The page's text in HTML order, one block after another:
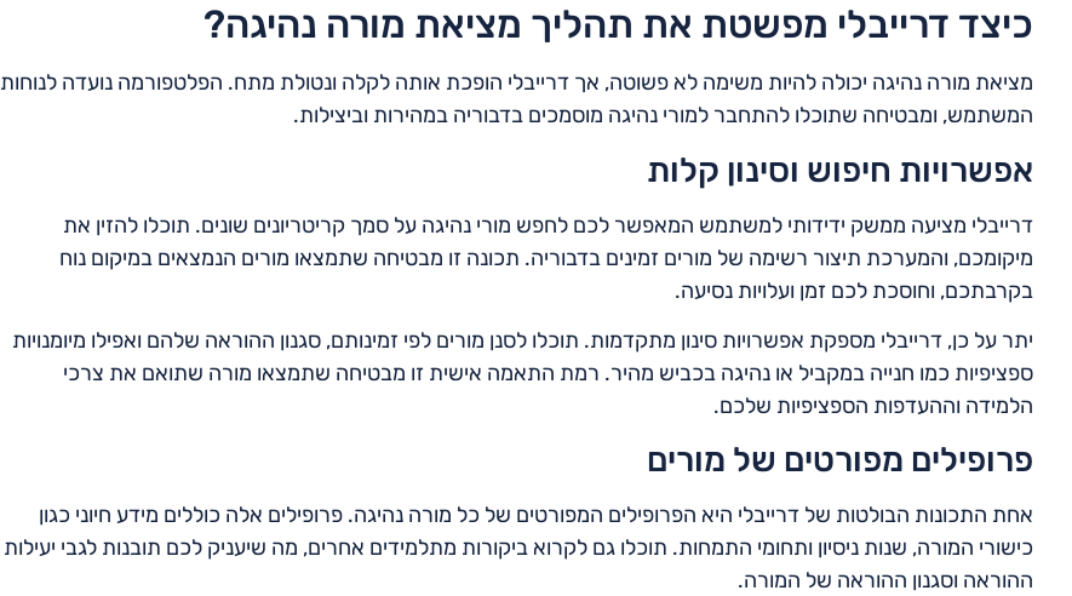
כיצד דרייבלי מפשטת את תהליך מציאת מורה נהיגה?
מציאת מורה נהיגה יכולה להיות משימה לא פשוטה, אך דרייבלי הופכת אותה לקלה ונטולת מתח. הפלטפורמה נועדה לנוחות
המשתמש, ומבטיחה שתוכלו להתחבר למורי נהיגה מוסמכים בדבוריה במהירות וביצילות.
אפשרויות חיפוש וסינון קלות
דרייבלי מציעה ממשק ידידותי למשתמש המאפשר לכם לחפש מורי נהיגה על סמך קריטריונים שונים. תוכלו להזין את
מיקומכם, והמערכת תיצור רשימה של מורים זמינים בדבוריה. תכונה זו מבטיחה שתמצאו מורים הנמצאים במיקום נוח
בקרבתכם, וחוסכת לכם זמן ועלויות נסיעה.
יתר על כן, דרייבלי מספקת אפשרויות סינון מתקדמות. תוכלו לסנן מורים לפי זמינותם, סגנון ההוראה שלהם ואפילו מיומנויות
ספציפיות כמו חנייה במקביל או נהיגה בכביש מהיר. רמת התאמה אישית זו מבטיחה שתמצאו מורה שתואם את צרכי
הלמידה וההעדפות הספציפיות שלכם.
פרופילים מפורטים של מורים
אחת התכונות הבולטות של דרייבלי היא הפרופילים המפורטים של כל מורה נהיגה. פרופילים אלה כוללים מידע חיוני כגון
כישורי המורה, שנות ניסיון ותחומי התמחות. תוכלו גם לקרוא ביקורות מתלמידים אחרים, מה שיעניק לכם תובנות לגבי יעילות
ההוראה וסגנון ההוראה של המורה.